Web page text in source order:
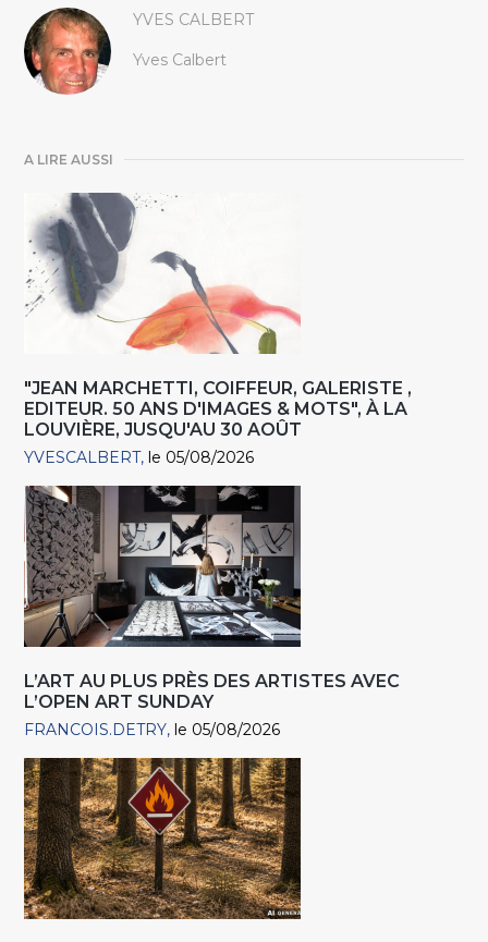
YVES CALBERT
Yves Calbert
A LIRE AUSSI
"JEAN MARCHETTI, COIFFEUR, GALERISTE ,
EDITEUR. 50 ANS D'IMAGES & MOTS", À LA
LOUVIÈRE, JUSQU'AU 30 AOÛT
YVESCALBERT le 05/08/2026
L’ART AU PLUS PRÈS DES ARTISTES AVEC
L’OPEN ART SUNDAY
FRANCOIS.DETRY le 05/08/2026